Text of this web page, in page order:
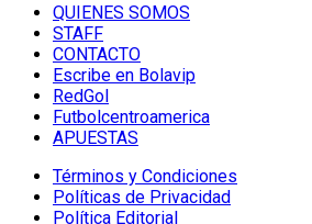
QUIENES SOMOS
STAFF
CONTACTO
Escribe en Bolavip
RedGol
Futbolcentroamerica
APUESTAS
Términos y Condiciones
Políticas de Privacidad
Política Editorial